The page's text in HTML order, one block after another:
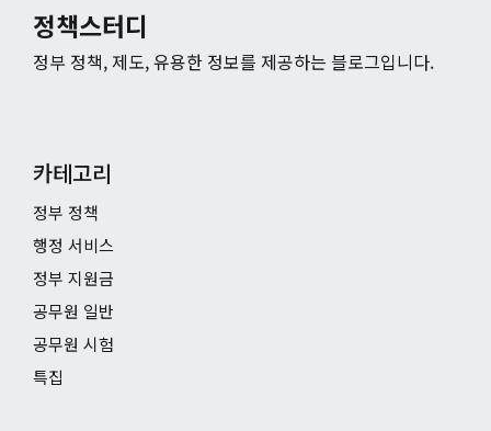
정책스터디
정부 정책, 제도, 유용한 정보를 제공하는 블로그입니다.
카테고리
정부 정책
행정 서비스
정부 지원금
공무원 일반
공무원 시험
특집